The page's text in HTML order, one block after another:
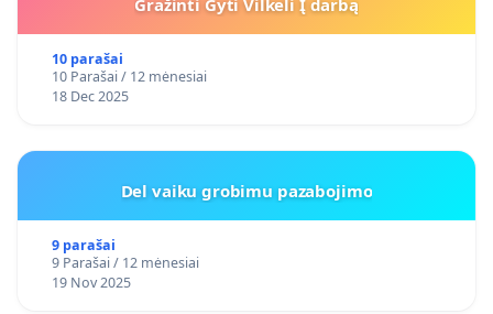
Gražinti Gyti Vilkeli Į darbą
10 parašai
10 Parašai / 12 mėnesiai
18 Dec 2025
Del vaiku grobimu pazabojimo
9 parašai
9 Parašai / 12 mėnesiai
19 Nov 2025